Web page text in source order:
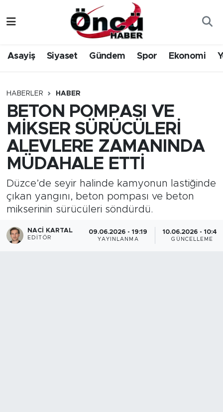
Asayiş Siyaset Gündem Spor Ekonomi
HABERLER HABER
BETON POMPASI VE
MİKSER SÜRÜCÜLERİ
ALEVLERE ZAMANINDA
MÜDAHALE ETTİ
Düzce’de seyir halinde kamyonun lastiğinde
çıkan yangını, beton pompası ve beton
mikserinin sürücüleri söndürdü.
NACI KARTAL
EDITÖR
09.06.2026 - 19:19
YAYINLANMA
10.06.2026 - 10:44
GÜNCELLEME
Gündem
Spor
Siyaset
Yerel Haber
Öncü Radyo Dinle
Öncü TV İzle
Düzce Nöbetçi Eczaneler
Düzce Hava Durumu
Düzce Trafik Yoğunluk Haritası
Süper Lig Puan Durumu ve Fikstür
Tüm Manşetler
Son Dakika Haberleri
Haber Arşivi